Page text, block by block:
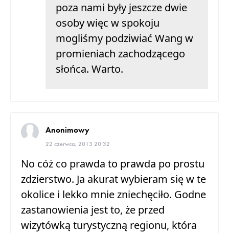
poza nami były jeszcze dwie
osoby więc w spokoju
mogliśmy podziwiać Wang w
promieniach zachodzącego
słońca. Warto.
Anonimowy
22 czerwca, 2013 20:32
No cóż co prawda to prawda po prostu
zdzierstwo. Ja akurat wybieram się w te
okolice i lekko mnie zniechęciło. Godne
zastanowienia jest to, że przed
wizytówką turystyczną regionu, która